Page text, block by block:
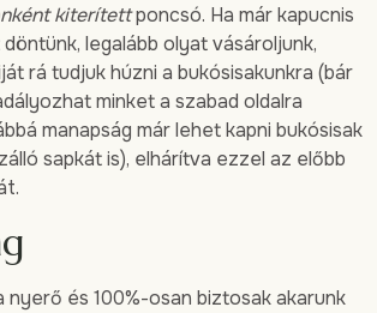
kiterítettponcsó. Ha már kapucnis
legalább olyat vásároljunk,
rá tudjuk húzni a bukósisakunkra (bár
minket a szabad oldalra
manapság már lehet kapni bukósisak
sapkát is), elhárítva ezzel az előbb
nyerő és 100%-osan biztosak akarunk